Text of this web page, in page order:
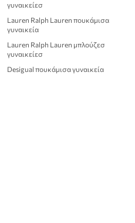
γυναικείεσ
Lauren Ralph Lauren πουκάμισα
γυναικεία
Lauren Ralph Lauren μπλούζεσ
γυναικείεσ
Desigual πουκάμισα γυναικεία